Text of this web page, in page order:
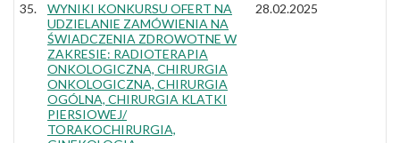
35.
WYNIKI KONKURSU OFERT NA
UDZIELANIE ZAMÓWIENIA NA
ŚWIADCZENIA ZDROWOTNE W
ZAKRESIE: RADIOTERAPIA
ONKOLOGICZNA, CHIRURGIA
ONKOLOGICZNA, CHIRURGIA
OGÓLNA, CHIRURGIA KLATKI
PIERSIOWEJ/
TORAKOCHIRURGIA,
28.02.2025